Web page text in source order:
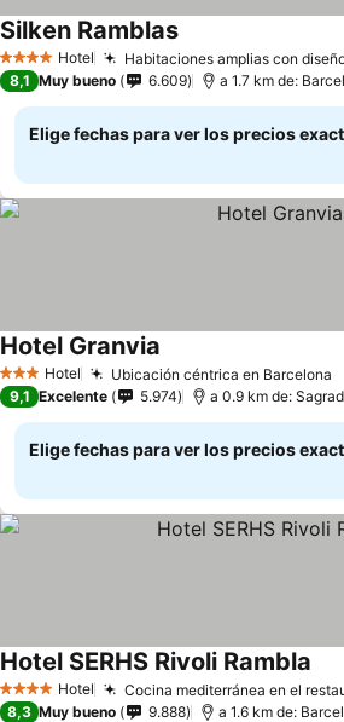
4 EstrellasHotel Habitaciones amplias con
Silken RamblasVer precios
8,1 Muy bueno 6.609 a 1.7 km de:
Elige fechas para ver los precios
3 Estrellas
Hotel Ubicación céntrica en Barcelona
Hotel Granvia
9,1 Excelente 5.974 a 0.9 km de:
Elige fechas para ver los precios
4 EstrellasHotel Cocina mediterránea en el
Hotel SERHS Rivoli Rambla
8,3 Muy bueno 9.888 a 1.6 km de: